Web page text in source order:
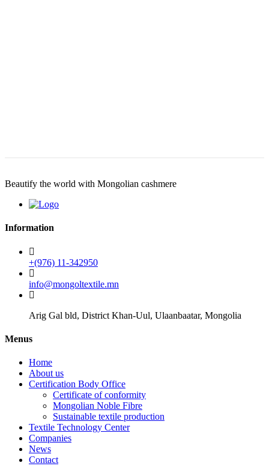
Beautify the world with Mongolian cashmere
Information
+(976) 11-342950
info@mongoltextile.mn
Arig Gal bld, District Khan-Uul, Ulaanbaatar, Mongolia
Menus
Home
About us
Certification Body Office
Certificate of conformity
Mongolian Noble Fibre
Sustainable textile production
Textile Technology Center
Companies
News
Contact